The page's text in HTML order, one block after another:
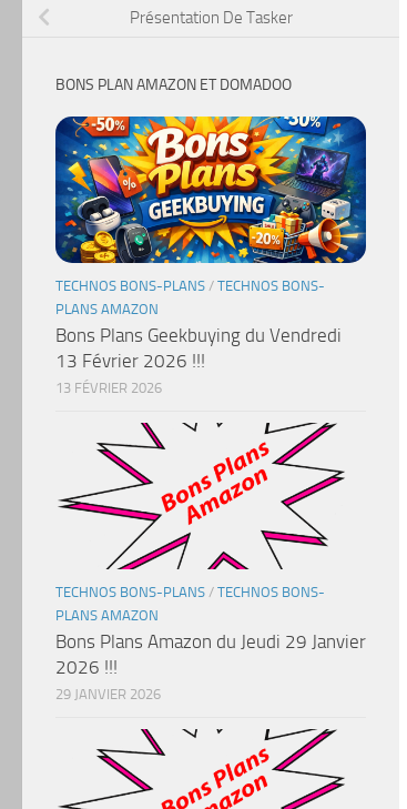
Présentation De Tasker
BONS PLAN AMAZON ET DOMADOO
TECHNOS BONS-PLANS / TECHNOS BONS-
PLANS AMAZON
Bons Plans Geekbuying du Vendredi
13 Février 2026 !!!
13 FÉVRIER 2026
TECHNOS BONS-PLANS / TECHNOS BONS-
PLANS AMAZON
Bons Plans Amazon du Jeudi 29 Janvier
2026 !!!
29 JANVIER 2026